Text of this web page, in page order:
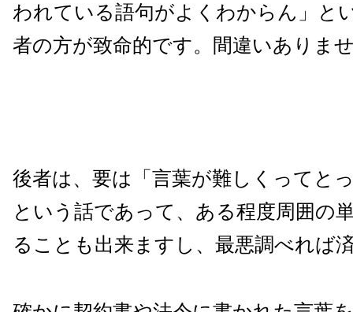
われている語句がよくわからん」と
者の方が致命的です。間違いありま
後者は、要は「言葉が難しくってと
という話であって、ある程度周囲の
ることも出来ますし、最悪調べれば